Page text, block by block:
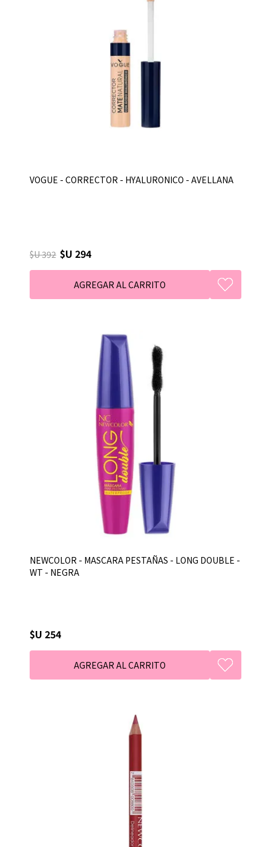
VOGUE - CORRECTOR - HYALURONICO - AVELLANA
$U 392 $U 294
NEWCOLOR - MASCARA PESTAÑAS - LONG DOUBLE -
WT - NEGRA
$U 254